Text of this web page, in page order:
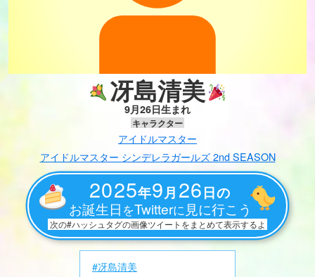
冴島清美
9月26日生まれ
キャラクター
アイドルマスター
アイドルマスター シンデレラガールズ 2nd SEASON
2025年9月 26日の
お誕生日 をTwitterに 見に行こう
次の#ハッシュタグの画像ツイートをまとめて表示するよ
#冴島清美